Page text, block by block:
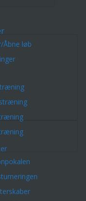
Åbne løb